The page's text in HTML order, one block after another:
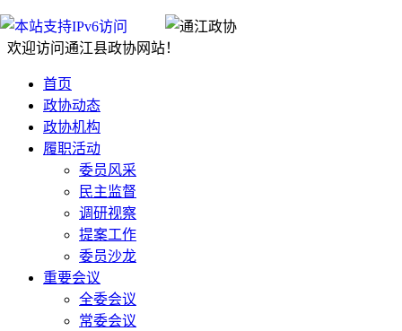
欢迎访问通江县政协网站！
首页
政协动态
政协机构
履职活动
委员风采
民主监督
调研视察
提案工作
委员沙龙
重要会议
全委会议
常委会议